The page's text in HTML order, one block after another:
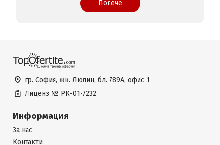
Повече
гр. София, жк. Люлин, бл. 789А, офис 1
Лиценз № РК-01-7232
Информация
За нас
Контакти